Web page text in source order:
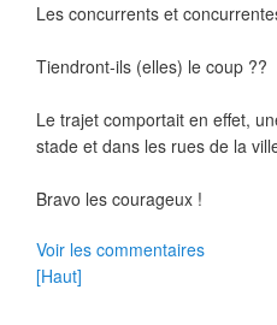
Les concurrents et
Tiendront-ils (elles) le coup ??
Le trajet comportait en effet,
stade et dans les rues de la
Bravo les courageux !
Voir les commentaires
[Haut]